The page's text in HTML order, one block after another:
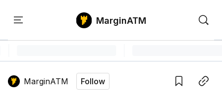
Home
MarginATM
MarginATM Follow